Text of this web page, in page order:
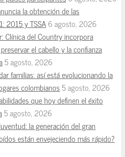
la obtención de las
2015 y TSSA6 agosto, 2026
Clínica del Country incorpora
el cabello y la confianza
5 agosto, 2026
familias: así está evolucionando la
colombianos5 agosto, 2026
que hoy definen el éxito
5 agosto, 2026
la generación del gran
están envejeciendo más rápido?